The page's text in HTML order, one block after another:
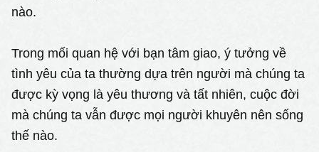
nào.
Trong mối quan hệ với bạn tâm giao, ý tưởng về
tình yêu của ta thường dựa trên người mà chúng ta
được kỳ vọng là yêu thương và tất nhiên, cuộc đời
mà chúng ta vẫn được mọi người khuyên nên sống
thế nào.